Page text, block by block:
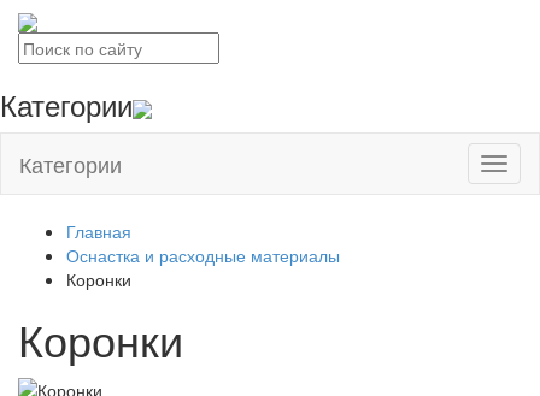
Категории
Категории
Главная
Оснастка и расходные материалы
Коронки
Коронки